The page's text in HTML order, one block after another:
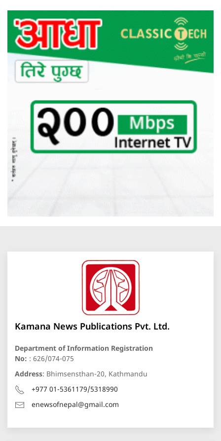
Kamana News Publications Pvt. Ltd.
Department of Information Registration
No: : 626/074-075
Address: Bhimsensthan-20, Kathmandu
+977 01-5361179/5318990
enewsofnepal@gmail.com